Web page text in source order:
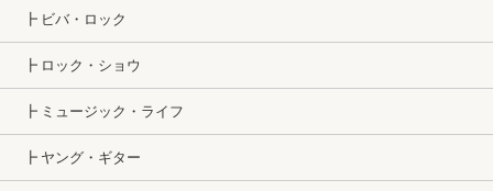
┣ ビバ・ロック
┣ ロック・ショウ
┣ ミュージック・ライフ
┣ ヤング・ギター